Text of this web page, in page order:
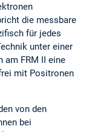
die messbare
für jedes
unter einer
am FRM II eine
mit Positronen
von den
bei